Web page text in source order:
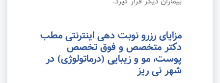
مزایای رزرو نوبت دهی اینترنتی مطب
دکتر متخصص و فوق تخصص
پوست، مو و زیبایی (درماتولوژی) در
شهر نی ریز